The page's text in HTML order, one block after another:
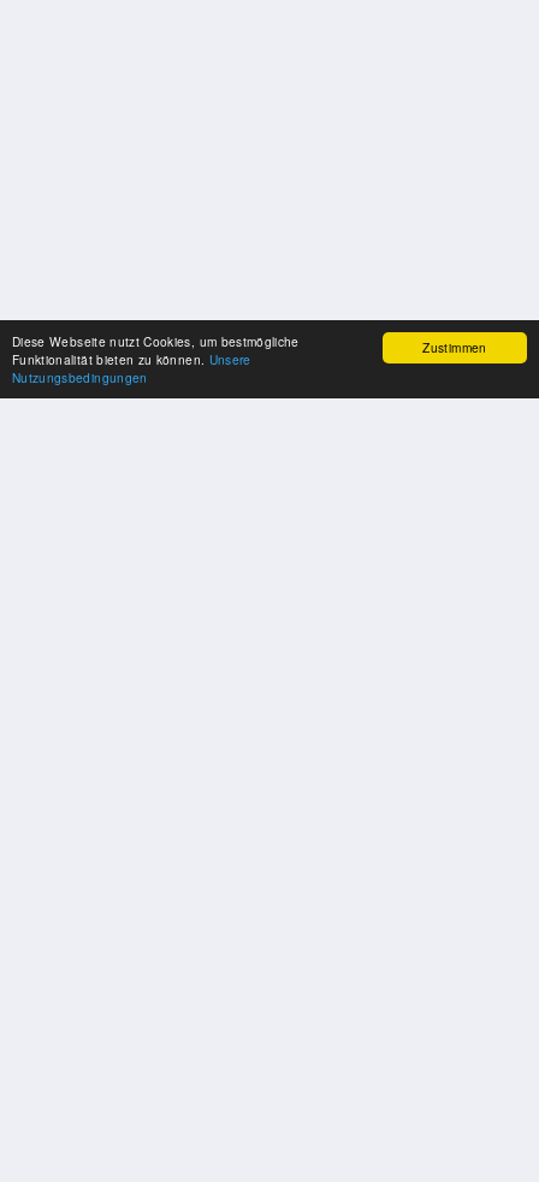
Zustimmen
Diese Webseite nutzt Cookies, um bestmögliche
Funktionalität bieten zu können. Unsere
Nutzungsbedingungen